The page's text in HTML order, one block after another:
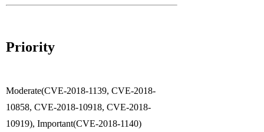
Priority
Moderate(CVE-2018-1139, CVE-2018-
10858, CVE-2018-10918, CVE-2018-
10919), Important(CVE-2018-1140)